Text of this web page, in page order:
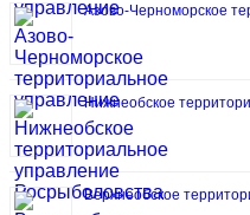
Азово-Черноморское
Нижнеобское
Верхнеобское